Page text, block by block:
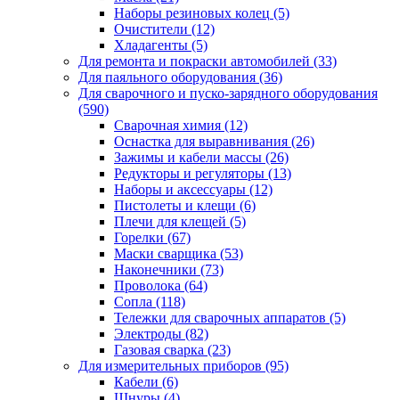
Наборы резиновых колец (5)
Очистители (12)
Хладагенты (5)
Для ремонта и покраски автомобилей (33)
Для паяльного оборудования (36)
Для сварочного и пуско-зарядного оборудования
(590)
Сварочная химия (12)
Оснастка для выравнивания (26)
Зажимы и кабели массы (26)
Редукторы и регуляторы (13)
Наборы и аксессуары (12)
Пистолеты и клещи (6)
Плечи для клещей (5)
Горелки (67)
Маски сварщика (53)
Наконечники (73)
Проволока (64)
Сопла (118)
Тележки для сварочных аппаратов (5)
Электроды (82)
Газовая сварка (23)
Для измерительных приборов (95)
Кабели (6)